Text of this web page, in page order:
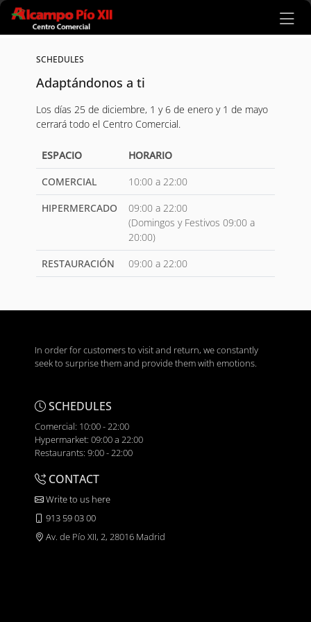
Ir al contenido principal
SCHEDULES
Adaptándonos a ti
Los días 25 de diciembre, 1 y 6 de enero y 1 de mayo
cerrará todo el Centro Comercial.
ESPACIO
HORARIO
COMERCIAL
10:00 a 22:00
HIPERMERCADO
09:00 a 22:00
(Domingos y Festivos 09:00 a
20:00)
RESTAURACIÓN
09:00 a 22:00
In order for customers to visit and return, we constantly
seek to surprise them and provide them with emotions.
SCHEDULES
Comercial: 10:00 - 22:00
Hypermarket: 09:00 a 22:00
Restaurants: 9:00 - 22:00
CONTACT
Write to us here
913 59 03 00
Av. de Pío XII, 2, 28016 Madrid